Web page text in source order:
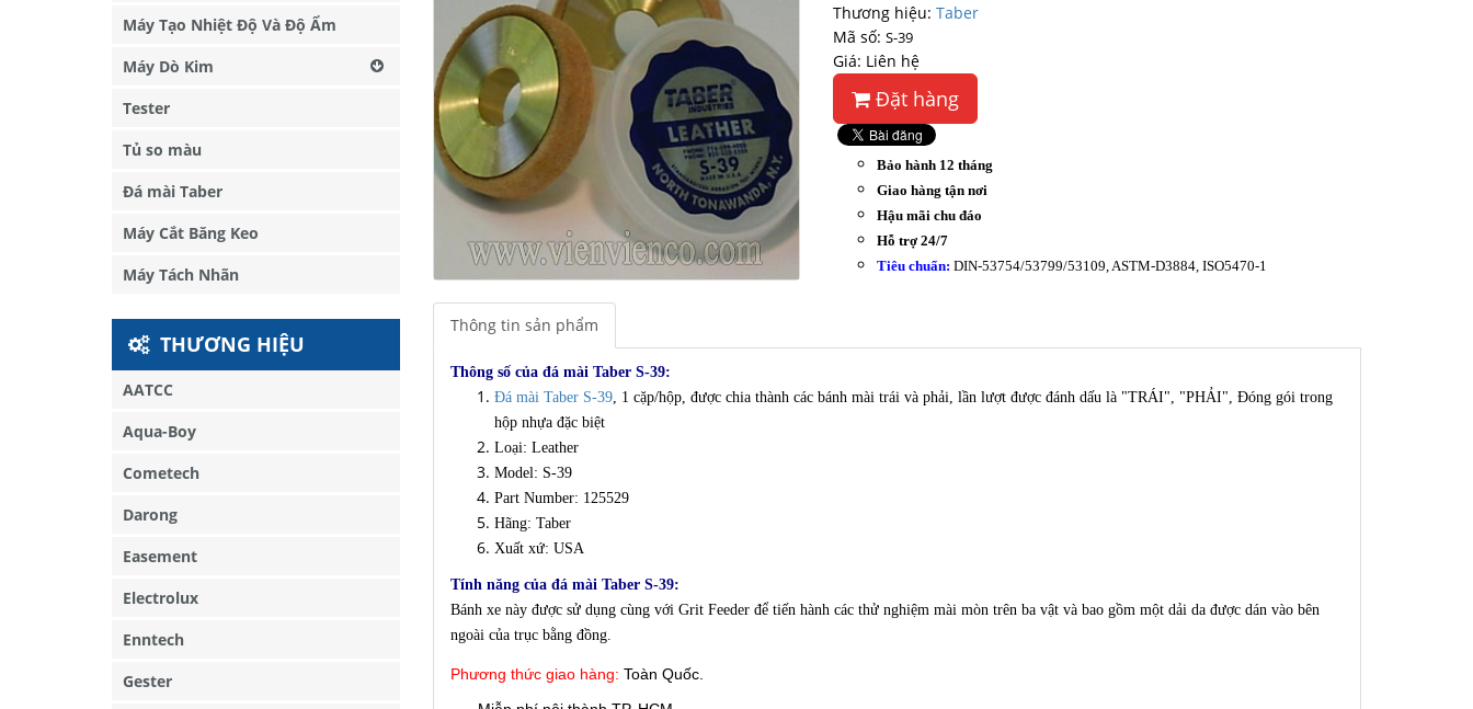
Thương hiệu:Taber
Mã số:S-39
Giá: Liên hệ
Đặt hàng
Bảo hành 12 tháng
Giao hàng tận nơi
Hậu mãi chu đáo
Hỗ trợ 24/7
Tiêu chuẩn: DIN-53754/53799/53109, ASTM-D3884, ISO5470-1
Thông tin sản phẩm
Thông số của đá mài Taber S-39:
Đá mài Taber S-39, 1 cặp/hộp, được chia thành các bánh mài trái và phải, lần lượt được đánh dấu là "TRÁI", "PHẢI", Đóng gói trong
hộp nhựa đặc biệt
Loại: Leather
Model: S-39
Part Number: 125529
Hãng: Taber
Xuất xứ: USA
Tính năng của đá mài Taber S-39:
Bánh xe này được sử dụng cùng với Grit Feeder để tiến hành các thử nghiệm mài mòn trên ba vật và bao gồm một dải da được dán vào bên
ngoài của trục bằng đồng.
Phương thức giao hàng: Toàn Quốc.
Máy Tạo Nhiệt Độ Và Độ Ẩm
Máy Dò Kim
Tester
Tủ so màu
Đá mài Taber
Máy Cắt Băng Keo
Máy Tách Nhãn
THƯƠNG HIỆU
AATCC
Aqua-Boy
Cometech
Darong
Easement
Electrolux
Enntech
Gester